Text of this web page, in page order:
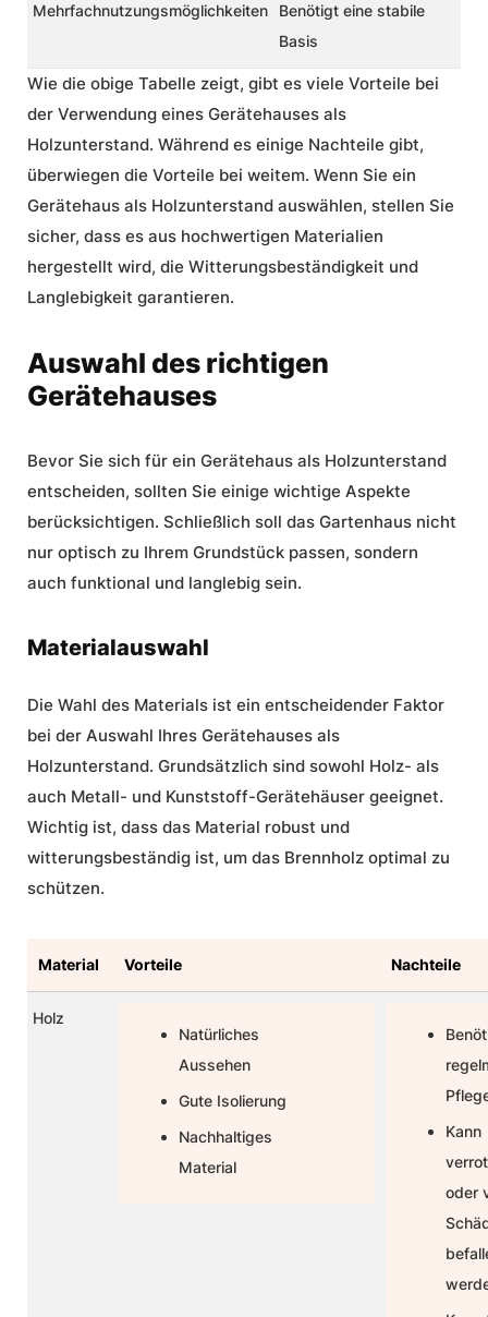
Mehrfachnutzungsmöglichkeiten
Benötigt eine stabile
Basis
Wie die obige Tabelle zeigt, gibt es viele Vorteile bei
der Verwendung eines Gerätehauses als
Holzunterstand. Während es einige Nachteile gibt,
überwiegen die Vorteile bei weitem. Wenn Sie ein
Gerätehaus als Holzunterstand auswählen, stellen Sie
sicher, dass es aus hochwertigen Materialien
hergestellt wird, die Witterungsbeständigkeit und
Langlebigkeit garantieren.
Auswahl des richtigen
Gerätehauses
Bevor Sie sich für ein Gerätehaus als Holzunterstand
entscheiden, sollten Sie einige wichtige Aspekte
berücksichtigen. Schließlich soll das Gartenhaus nicht
nur optisch zu Ihrem Grundstück passen, sondern
auch funktional und langlebig sein.
Materialauswahl
Die Wahl des Materials ist ein entscheidender Faktor
bei der Auswahl Ihres Gerätehauses als
Holzunterstand. Grundsätzlich sind sowohl Holz- als
auch Metall- und Kunststoff-Gerätehäuser geeignet.
Wichtig ist, dass das Material robust und
witterungsbeständig ist, um das Brennholz optimal zu
schützen.
Material Vorteile Nachteile
Holz
Natürliches
Aussehen
Gute Isolierung
Nachhaltiges
Material
Kann
oder